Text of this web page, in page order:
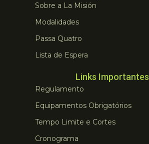
Sobre a La Misión
Modalidades
Passa Quatro
Lista de Espera
Links Importantes
Regulamento
Equipamentos Obrigatórios
Tempo Limite e Cortes
Cronograma